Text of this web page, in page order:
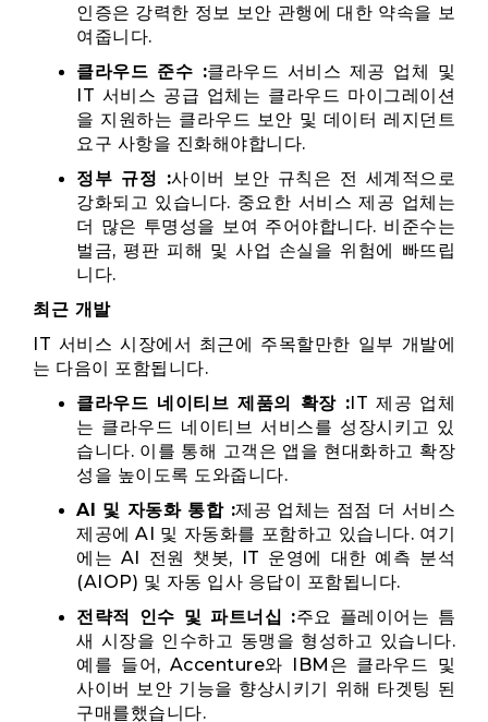
인증은 강력한 정보 보안 관행에 대한 약속을 보
여줍니다.
클라우드 준수 :클라우드 서비스 제공 업체 및
IT 서비스 공급 업체는 클라우드 마이그레이션
을 지원하는 클라우드 보안 및 데이터 레지던트
요구 사항을 진화해야합니다.
정부 규정 :사이버 보안 규칙은 전 세계적으로
강화되고 있습니다. 중요한 서비스 제공 업체는
더 많은 투명성을 보여 주어야합니다. 비준수는
벌금, 평판 피해 및 사업 손실을 위험에 빠뜨립
니다.
최근 개발
IT 서비스 시장에서 최근에 주목할만한 일부 개발에
는 다음이 포함됩니다.
클라우드 네이티브 제품의 확장 :IT 제공 업체
는 클라우드 네이티브 서비스를 성장시키고 있
습니다. 이를 통해 고객은 앱을 현대화하고 확장
성을 높이도록 도와줍니다.
AI 및 자동화 통합 :제공 업체는 점점 더 서비스
제공에 AI 및 자동화를 포함하고 있습니다. 여기
에는 AI 전원 챗봇, IT 운영에 대한 예측 분석
(AIOP) 및 자동 입사 응답이 포함됩니다.
전략적 인수 및 파트너십 :주요 플레이어는 틈
새 시장을 인수하고 동맹을 형성하고 있습니다.
예를 들어, Accenture와 IBM은 클라우드 및
사이버 보안 기능을 향상시키기 위해 타겟팅 된
구매를했습니다.